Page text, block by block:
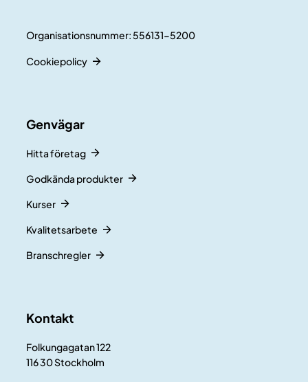
Organisationsnummer: 556131-5200
Cookiepolicy
Genvägar
Hitta företag
Godkända produkter
Kurser
Kvalitetsarbete
Branschregler
Kontakt
Folkungagatan 122
116 30 Stockholm